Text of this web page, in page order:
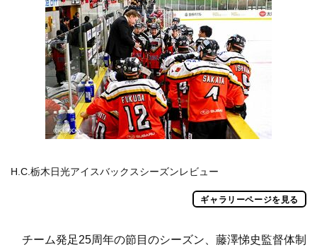
H.C.栃木日光アイスバックスシーズンレビュー
ギャラリーページを見る
チーム発足25周年の節目のシーズン、藤澤悌史監督体制